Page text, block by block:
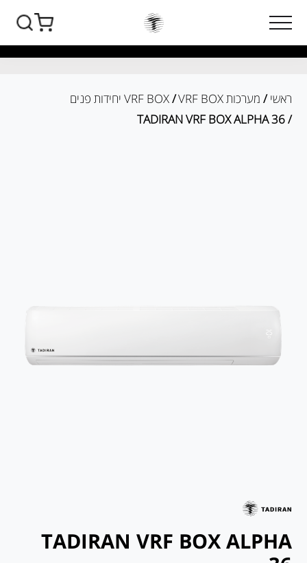
ראשי / מערכות VRF BOX /VRF BOX יחידות פנים
/ TADIRAN VRF BOX ALPHA 36
TADIRAN VRF BOX ALPHA